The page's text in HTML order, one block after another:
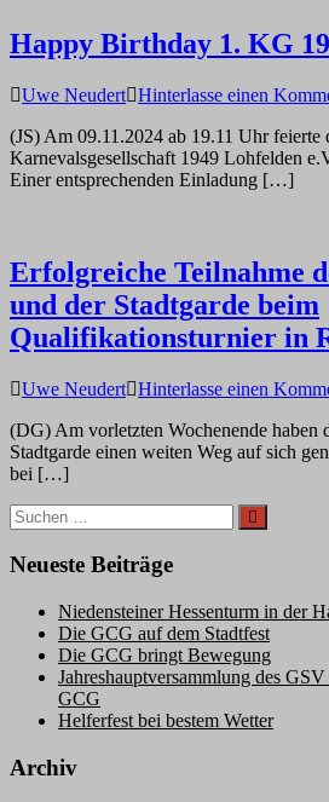
Happy Birthday 1. KG
Uwe Neudert Hinterlasse einen
(JS) Am 09.11.2024 ab 19.11 Uhr feierte
Karnevalsgesellschaft 1949 Lohfelden
Einer entsprechenden Einladung […]
Erfolgreiche Teilnahme
und der Stadtgarde beim
Qualifikationsturnier in
Uwe Neudert Hinterlasse einen
(DG) Am vorletzten Wochenende haben
Stadtgarde einen weiten Weg auf sich
bei […]
Suchen
nach:
Suchen
Neueste Beiträge
Niedensteiner Hessenturm in der
Die GCG auf dem Stadtfest
Die GCG bringt Bewegung
Jahreshauptversammlung des
GCG
Helferfest bei bestem Wetter
Archiv